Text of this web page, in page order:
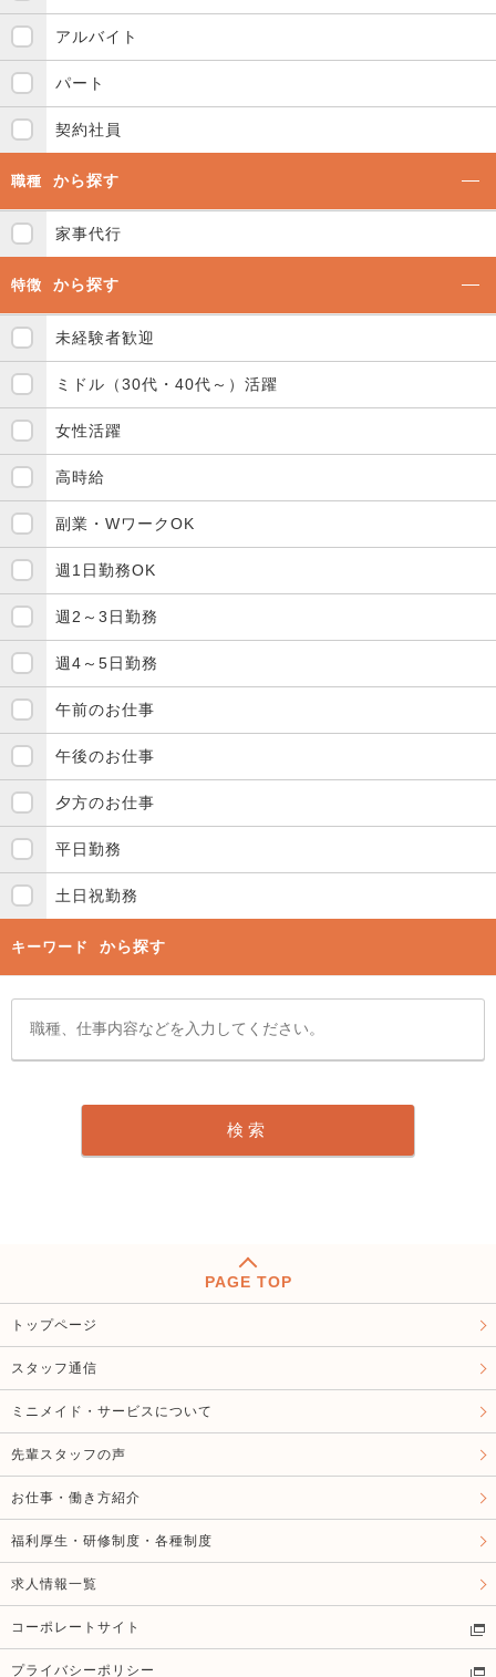
アルバイト
パート
契約社員
職種 から探す
家事代行
特徴 から探す
未経験者歓迎
ミドル（30代・40代～）活躍
女性活躍
高時給
副業・WワークOK
週1日勤務OK
週2～3日勤務
週4～5日勤務
午前のお仕事
午後のお仕事
夕方のお仕事
平日勤務
土日祝勤務
キーワード から探す
PAGE TOP
トップページ
スタッフ通信
ミニメイド・サービスについて
先輩スタッフの声
お仕事・働き方紹介
福利厚生・研修制度・各種制度
求人情報一覧
コーポレートサイト
プライバシーポリシー